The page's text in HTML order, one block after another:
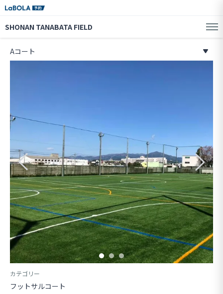
SHONAN TANABATA FIELD
カテゴリー
フットサルコート